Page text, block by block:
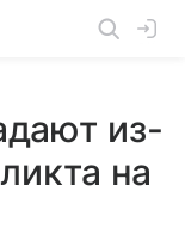
из-
на